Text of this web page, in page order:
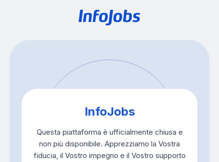
InfoJobs
Questa piattaforma è ufficialmente chiusa e
non più disponibile. Apprezziamo la Vostra
fiducia, il Vostro impegno e il Vostro supporto